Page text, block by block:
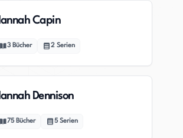
Capin
3 Bücher 2 Serien
Dennison
75 Bücher 5 Serien